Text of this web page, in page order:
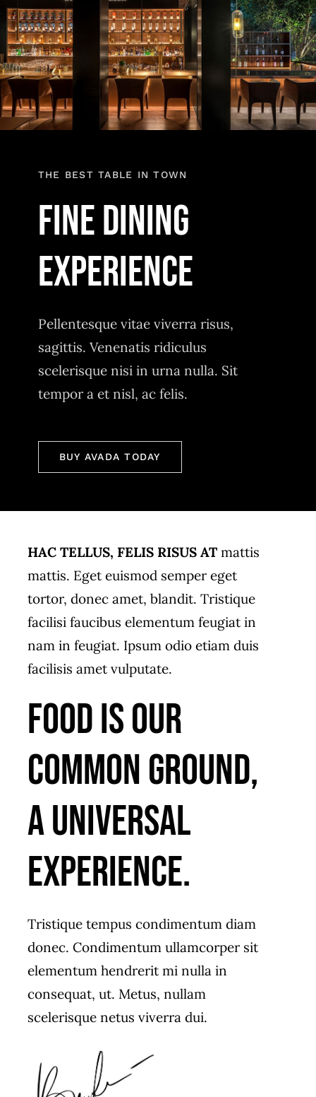
THE BEST TABLE IN TOWN
Fine Dining
experience
Pellentesque vitae viverra risus,
sagittis. Venenatis ridiculus
scelerisque nisi in urna nulla. Sit
tempor a et nisl, ac felis.
BUY AVADA TODAY
HAC TELLUS, FELIS RISUS ATmattis
mattis. Eget euismod semper eget
tortor, donec amet, blandit. Tristique
facilisi faucibus elementum feugiat in
nam in feugiat. Ipsum odio etiam duis
facilisis amet vulputate.
food is our
common ground,
a universal
experience.
Tristique tempus condimentum diam
donec. Condimentum ullamcorper sit
elementum hendrerit mi nulla in
consequat, ut. Metus, nullam
scelerisque netus viverra dui.